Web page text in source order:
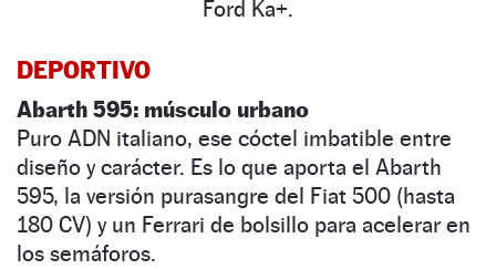
Ford Ka+.
DEPORTIVO
Abarth 595: músculo urbano
Puro ADN italiano, ese cóctel imbatible entre
diseño y carácter. Es lo que aporta el Abarth
595, la versión purasangre del Fiat 500 (hasta
180 CV) y un Ferrari de bolsillo para acelerar en
los semáforos.